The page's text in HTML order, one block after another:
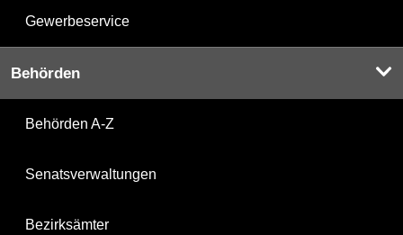
Gewerbeservice
Behörden
Behörden A-Z
Senatsverwaltungen
Bezirksämter